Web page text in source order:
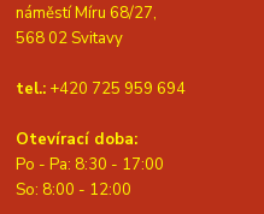
náměstí Míru 68/27,
568 02 Svitavy
tel.: +420 725 959 694
Otevírací doba:
Po - Pa: 8:30 - 17:00
So: 8:00 - 12:00